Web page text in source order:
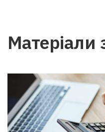
Матеріали